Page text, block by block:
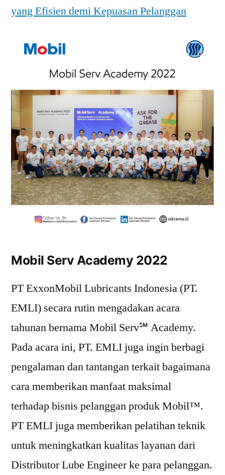
yang Efisien demi Kepuasan Pelanggan
Mobil Serv Academy 2022
PT ExxonMobil Lubricants Indonesia (PT.
EMLI) secara rutin mengadakan acara
tahunan bernama Mobil Serv℠ Academy.
Pada acara ini, PT. EMLI juga ingin berbagi
pengalaman dan tantangan terkait bagaimana
cara memberikan manfaat maksimal
terhadap bisnis pelanggan produk Mobil™.
PT EMLI juga memberikan pelatihan teknik
untuk meningkatkan kualitas layanan dari
Distributor Lube Engineer ke para pelanggan.